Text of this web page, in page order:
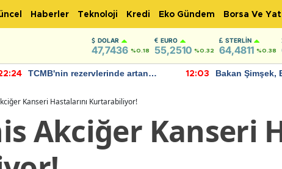
Haberler Teknoloji Kredi Eko Gündem Borsa Ve
DOLAR
47,7436 %0.18
EURO
55,2510 %0.32
STERLIN
64,4811 %0.38
TCMB'nin rezervlerinde artan
12:03
Bakan Şimşek,
Kanseri Hastalarını Kurtarabiliyor!
Akciğer Kanseri